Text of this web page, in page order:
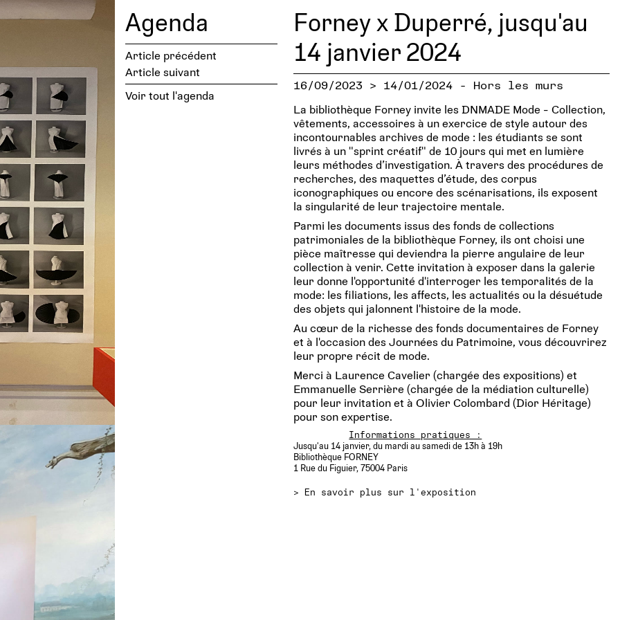
Agenda
Article précédent
Article suivant
Voir tout l'agenda
Forney x Duperré, jusqu'au
14 janvier 2024
16/09/2023 > 14/01/2024 - Hors les murs
La bibliothèque Forney invite les DNMADE Mode - Collection,
vêtements, accessoires à un exercice de style autour des
incontournables archives de mode : les étudiants se sont
livrés à un "sprint créatif" de 10 jours qui met en lumière
leurs méthodes d’investigation. À travers des procédures de
recherches, des maquettes d’étude, des corpus
iconographiques ou encore des scénarisations, ils exposent
la singularité de leur trajectoire mentale.
Parmi les documents issus des fonds de collections
patrimoniales de la bibliothèque Forney, ils ont choisi une
pièce maîtresse qui deviendra la pierre angulaire de leur
collection à venir. Cette invitation à exposer dans la galerie
leur donne l'opportunité d'interroger les temporalités de la
mode: les filiations, les affects, les actualités ou la désuétude
des objets qui jalonnent l'histoire de la mode.
Au cœur de la richesse des fonds documentaires de Forney
et à l'occasion des Journées du Patrimoine, vous découvrirez
leur propre récit de mode.
Merci à Laurence Cavelier (chargée des expositions) et
Emmanuelle Serrière (chargée de la médiation culturelle)
pour leur invitation et à Olivier Colombard (Dior Héritage)
pour son expertise.
Informations pratiques :
Jusqu'au 14 janvier, du mardi au samedi de 13h à 19h
Bibliothèque FORNEY
1 Rue du Figuier, 75004 Paris
>En savoir plus sur l'exposition